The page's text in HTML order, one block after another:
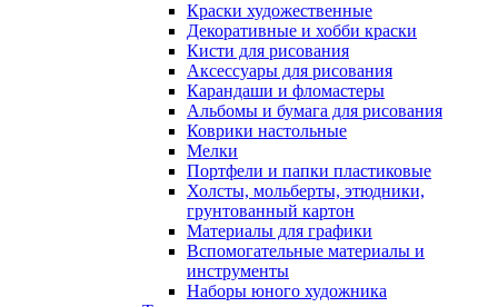
Краски художественные
Декоративные и хобби краски
Кисти для рисования
Аксессуары для рисования
Карандаши и фломастеры
Альбомы и бумага для рисования
Коврики настольные
Мелки
Портфели и папки пластиковые
Холсты, мольберты, этюдники,
грунтованный картон
Материалы для графики
Вспомогательные материалы и
инструменты
Наборы юного художника